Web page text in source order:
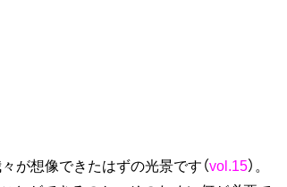
が想像できたはずの光景です（vol.15）。